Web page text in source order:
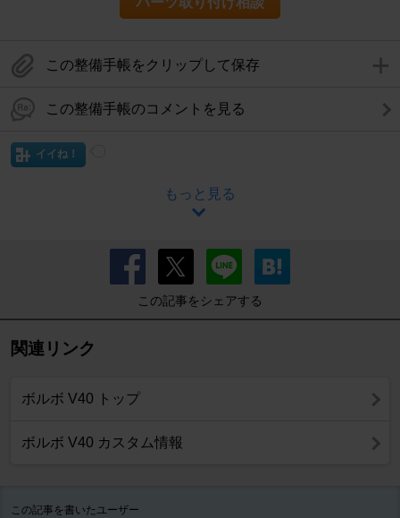
この整備手帳をクリップして保存
この整備手帳のコメントを見る
イイね！
もっと見る
この記事をシェアする
関連リンク
ボルボ V40 トップ
ボルボ V40 カスタム情報
この記事を書いたユーザー